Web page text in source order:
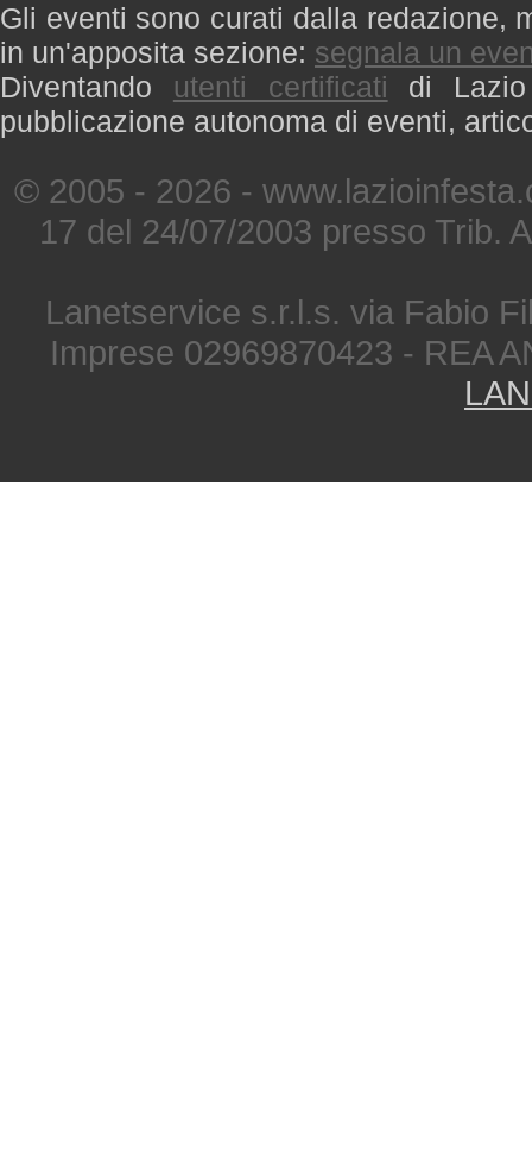
Gli eventi sono curati dalla redazione,
in un'apposita sezione: segnala un
Diventando utenti certificati di
pubblicazione autonoma di eventi,
© 2005 - 2026 -
17 del 24/07/2003 presso Trib.
Lanetservice s.r.l.s. via Fabio
Imprese 02969870423 - REA